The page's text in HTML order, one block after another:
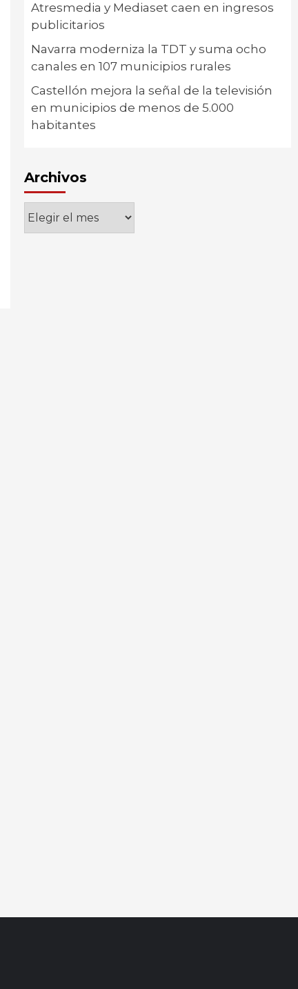
Atresmedia y Mediaset caen en ingresos
publicitarios
Navarra moderniza la TDT y suma ocho
canales en 107 municipios rurales
Castellón mejora la señal de la televisión
en municipios de menos de 5.000
habitantes
Archivos
Archivos